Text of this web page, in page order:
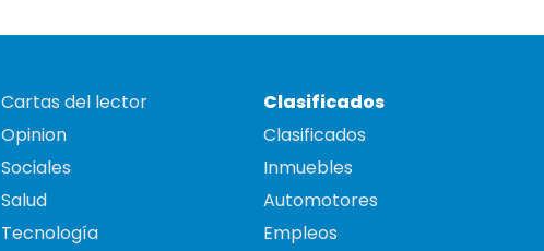
Cartas del lector
Opinion
Sociales
Salud
Tecnología
Clasificados
Clasificados
Inmuebles
Automotores
Empleos